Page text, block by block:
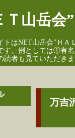
Ｔ山岳会
トはNET山岳会”Ｈ
す。例としては①有
読者も見ていただき
万吉